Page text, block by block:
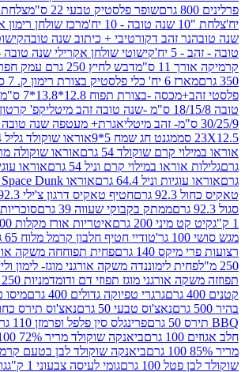
שופר פלסטיק טבעי 22 ס"מ
מרכז שולחן רימון אקרילי
זהב דקורטיבי + כיתוב שנה טובהקישוטי שולחן
קישוטי שולחן אקרילי שנה טובה -כסף - 5 יח'
ס"מ
דבש לחיץ 250 גרם עמק חפר
עוגת דבש
בצורת רימון ק. 7 ס"מ-שקוף
-בצורת תפוח 12.8*13.8*7 ס"מ
קופ' קרטון
קפ' קרטון חלון שנה
אגרת+ מעטפה שנה טובה שופר/ספר
מגנט חג שמח 5*9
אוראו שוקולד גליל 110.4 גרם
קרם שוקולד 54 גרם
במילוי קרם וניל 54 גרם
וניל 64.4 גרם
אוראו Space Dunk גליל 110.4 גרם
חטיף טאקיס דרגון צ'ילי 92.3 גרם
חטיף
ממתק בקבוקי שעווה 39 גרם
סוכריות ממולאות
200 גרם
איטריות אורז מקלות 600 גרם
לוק
טודיי חטיף חלבון קרמל מלוח 65 גרם
140 גרם
פחית תפוחחה משקה אורגני מוגז
לימוננדה משקה אורגני מוגז- לימון וליים 250 מ"ל
מוגז תפוזי דם ודומדמניות 250 מ"ל
גרגרי
גרגרי טפיוקה גדולים 400 גרם
מיסו כהה 500 גרם
נאצ'וס טבעי 50 גרם
נאצ'וס תירס כחול 50 גרם
פרינגלס סין פלפל ופרמזן 110 גרם
ביאנקה
ביאנקה שוקולד מריר 72% 100 גרם
ביאנקה שוקולד לבן בטעם קרמל 100 גרם
גרם
גומי לעיסה צבעוני 1 ק"ג